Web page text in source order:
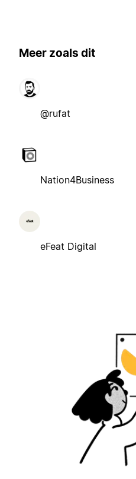
Meer zoals dit
@rufat
Nation4Business
eFeat Digital